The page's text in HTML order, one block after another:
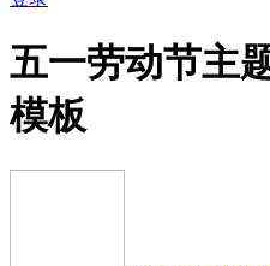
五一劳动节主
模板